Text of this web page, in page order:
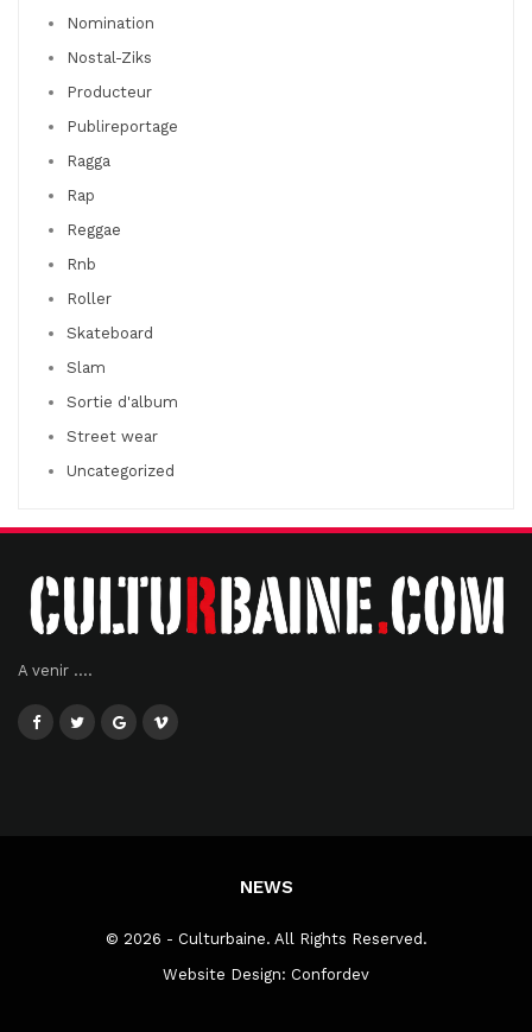
Nomination
Nostal-Ziks
Producteur
Publireportage
Ragga
Rap
Reggae
Rnb
Roller
Skateboard
Slam
Sortie d'album
Street wear
Uncategorized
A venir ....
NEWS
© 2026 - Culturbaine. All Rights Reserved.
Website Design: Confordev